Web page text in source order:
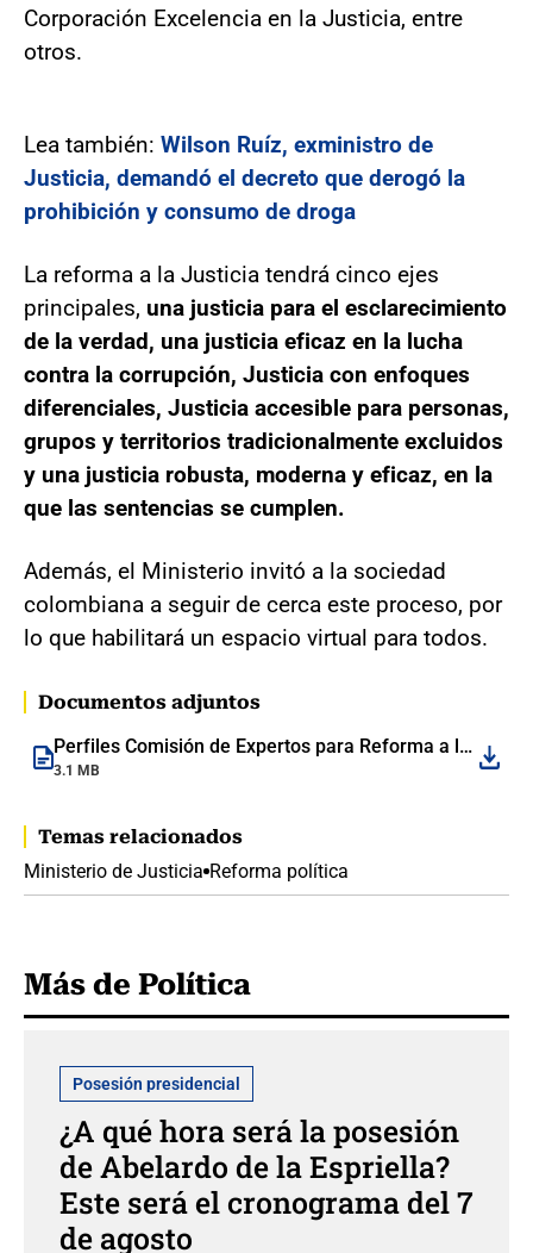
Corporación Excelencia en la Justicia, entre
otros.
Lea también: Wilson Ruíz, exministro de
Justicia, demandó el decreto que derogó la
prohibición y consumo de droga
La reforma a la Justicia tendrá cinco ejes
principales, una justicia para el esclarecimiento
de la verdad, una justicia eficaz en la lucha
contra la corrupción, Justicia con enfoques
diferenciales, Justicia accesible para personas,
grupos y territorios tradicionalmente excluidos
y una justicia robusta, moderna y eficaz, en la
que las sentencias se cumplen.
Además, el Ministerio invitó a la sociedad
colombiana a seguir de cerca este proceso, por
lo que habilitará un espacio virtual para todos.
Documentos adjuntos
Perfiles Comisión de Expertos para Reforma a la Justicia (1).pdf
3.1 MB
Temas relacionados
Ministerio de Justicia Reforma política
Más de Política
Posesión presidencial
¿A qué hora será la posesión
de Abelardo de la Espriella?
Este será el cronograma del 7
de agosto